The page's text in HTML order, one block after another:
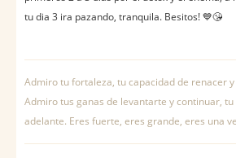
tu dia 3 ira pazando, tranquila. Besitos! 💙😘
Admiro tu fortaleza, tu capacidad de renacer
Admiro tus ganas de levantarte y continuar,
adelante. Eres fuerte, eres grande, eres una